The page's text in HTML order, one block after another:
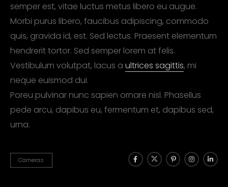
semper est, vitae luctus metus libero eu augue.
Morbi purus libero, faucibus adipiscing, commodo
quis, gravida id, est. Sed lectus. Praesent elementum
hendrerit tortor. Sed semper lorem at felis.
Vestibulum volutpat, lacus a ultrices sagittis, mi
neque euismod dui.
Poreu pulvinar nunc sapien ornare nisl. Phasellus
pede arcu, dapibus eu, fermentum et, dapibus sed,
urna.
Cameras